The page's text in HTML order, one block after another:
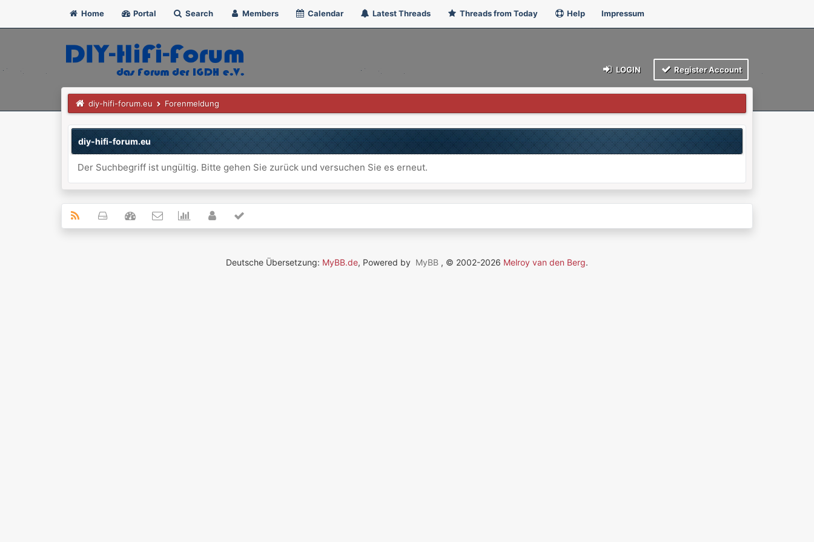
Home Portal Search Members Calendar Latest Threads Threads from Today Help Impressum
LOGIN Register Account
diy-hifi-forum.eu Forenmeldung
diy-hifi-forum.eu
Der Suchbegriff ist ungültig. Bitte gehen Sie zurück und versuchen Sie es erneut.
Deutsche Übersetzung: MyBB.de, Powered by MyBB , © 2002-2026 Melroy van den Berg.